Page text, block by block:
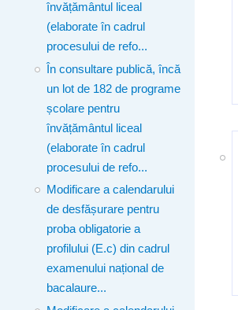
învățământul liceal
(elaborate în cadrul
procesului de refo...
În consultare publică, încă
un lot de 182 de programe
școlare pentru
învățământul liceal
(elaborate în cadrul
procesului de refo...
Modificare a calendarului
de desfășurare pentru
proba obligatorie a
profilului (E.c) din cadrul
examenului național de
bacalaure...